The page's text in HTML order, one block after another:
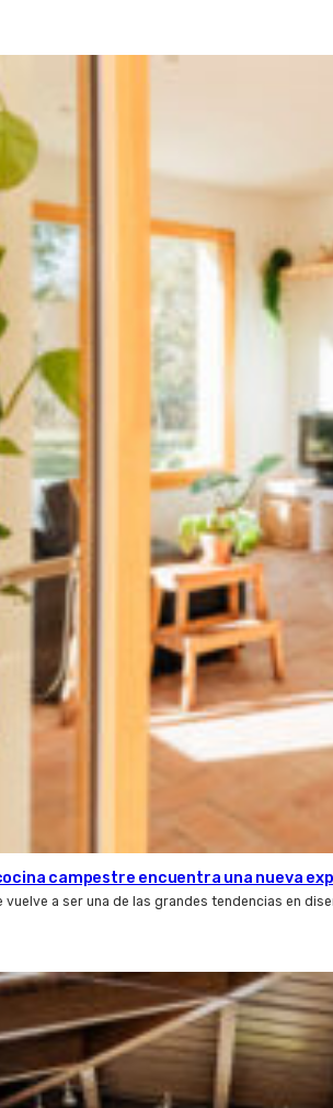
campestre encuentra una nueva
vuelve a ser una de las grandes tendencias en